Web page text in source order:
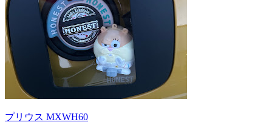
プリウス MXWH60